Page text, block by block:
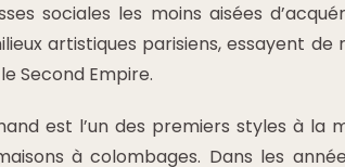
sociales les moins aisées
artistiques parisiens, essayent
Second Empire.
est l’un des premiers styles à la
à colombages. Dans les